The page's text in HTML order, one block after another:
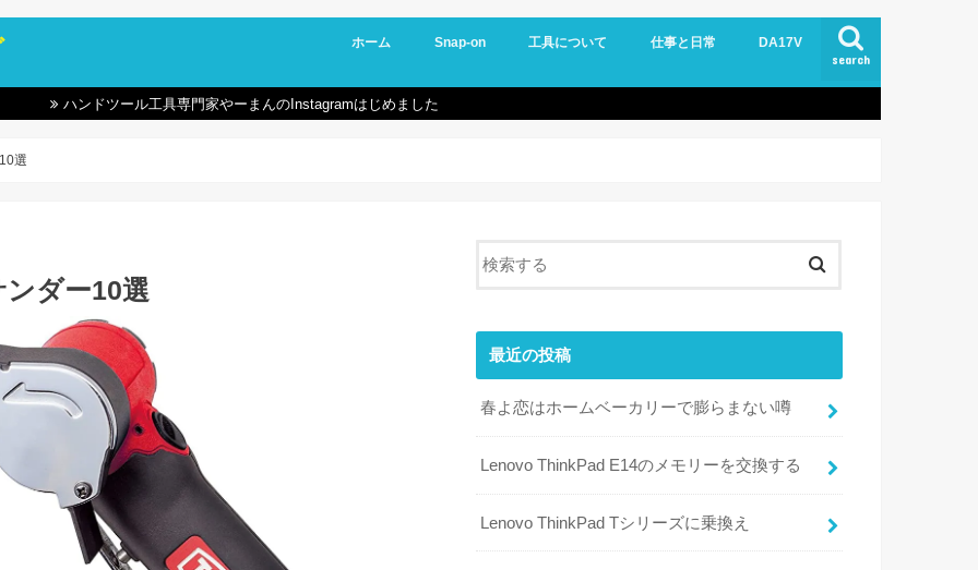
search
ホーム Snap-on 工具について 仕事と日常 DA17V
ハンドツール工具専門家やーまんのInstagramはじめました
選
ダー10選
最近の投稿
春よ恋はホームベーカリーで膨らまない噂
Lenovo ThinkPad E14のメモリーを交換する
Lenovo ThinkPad Tシリーズに乗換え